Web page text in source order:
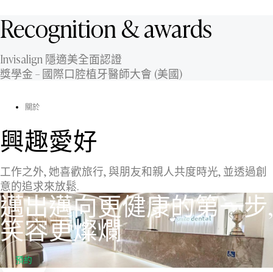
Recognition & awards
Invisalign 隱適美全面認證
獎學金 – 國際口腔植牙醫師大會 (美國)
關於
興趣愛好
工作之外, 她喜歡旅行, 與朋友和親人共度時光, 並透過創
意的追求來放鬆.
邁出邁向更健康的第一步,
笑容更燦爛
預約